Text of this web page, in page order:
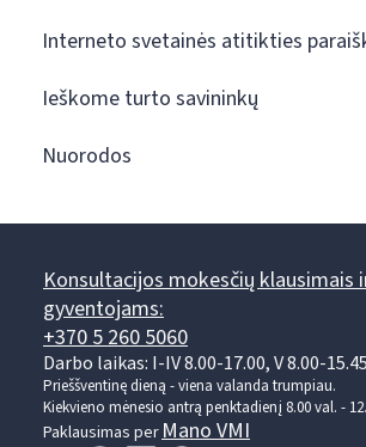
Interneto svetainės atitikties
Ieškome turto savininkų
Nuorodos
Konsultacijos mokesčių klausimais
gyventojams:
+370 5 260 5060
Darbo laikas: I-IV 8.00-17.00, V 8.00-
Prieššventinę dieną - viena valanda trumpiau.
Kiekvieno mėnesio antrą penktadienį 8.00 val. -
Paklausimas per Mano VMI